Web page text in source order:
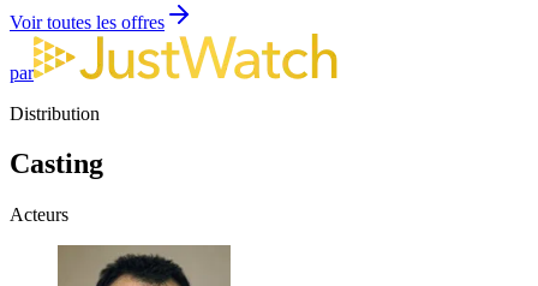
Voir toutes les offres
par
Distribution
Casting
Acteurs